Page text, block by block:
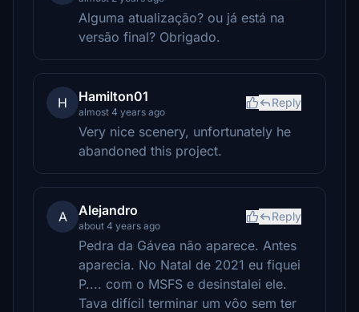
Alguma atualização? ou já está na
versão final? Obrigado.
H Hamilton01
almost 4 years ago
Reply
Very nice scenery, unfortunately he
abandoned this project.
A Alejandro
about 4 years ago
Reply
Pedra da Gávea não aparece. Antes
aparecia. No Natal de 2021 eu fiquei
P.... com o MSFS e desinstalei ele.
Tava difícil terminar um vôo sem ter